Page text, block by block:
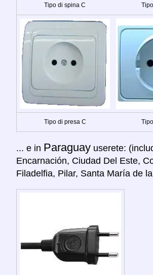
Tipo di spina C
Tipo di presa C
... e in Paraguay userete:
Encarnación, Ciudad Del Este,
Filadelfia, Pilar, Santa María de